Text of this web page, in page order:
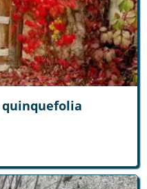
quinquefolia